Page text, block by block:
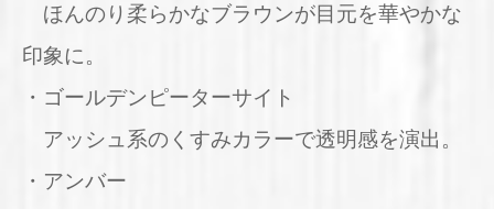
ほんのり柔らかなブラウンが目元を華やかな
印象に。
・ゴールデンピーターサイト
アッシュ系のくすみカラーで透明感を演出。
・アンバー